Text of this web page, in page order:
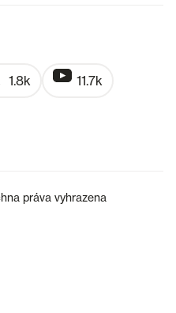
1.8k 11.7k
práva vyhrazena